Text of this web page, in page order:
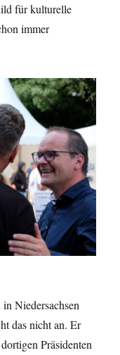
für kulturelle
immer
Niedersachsen
das nicht an. Er
Präsidenten